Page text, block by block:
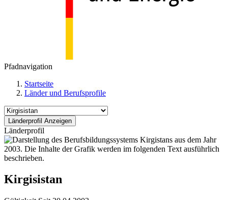
Pfadnavigation
Startseite
Länder und Berufsprofile
Länderprofil
Kirgisistan